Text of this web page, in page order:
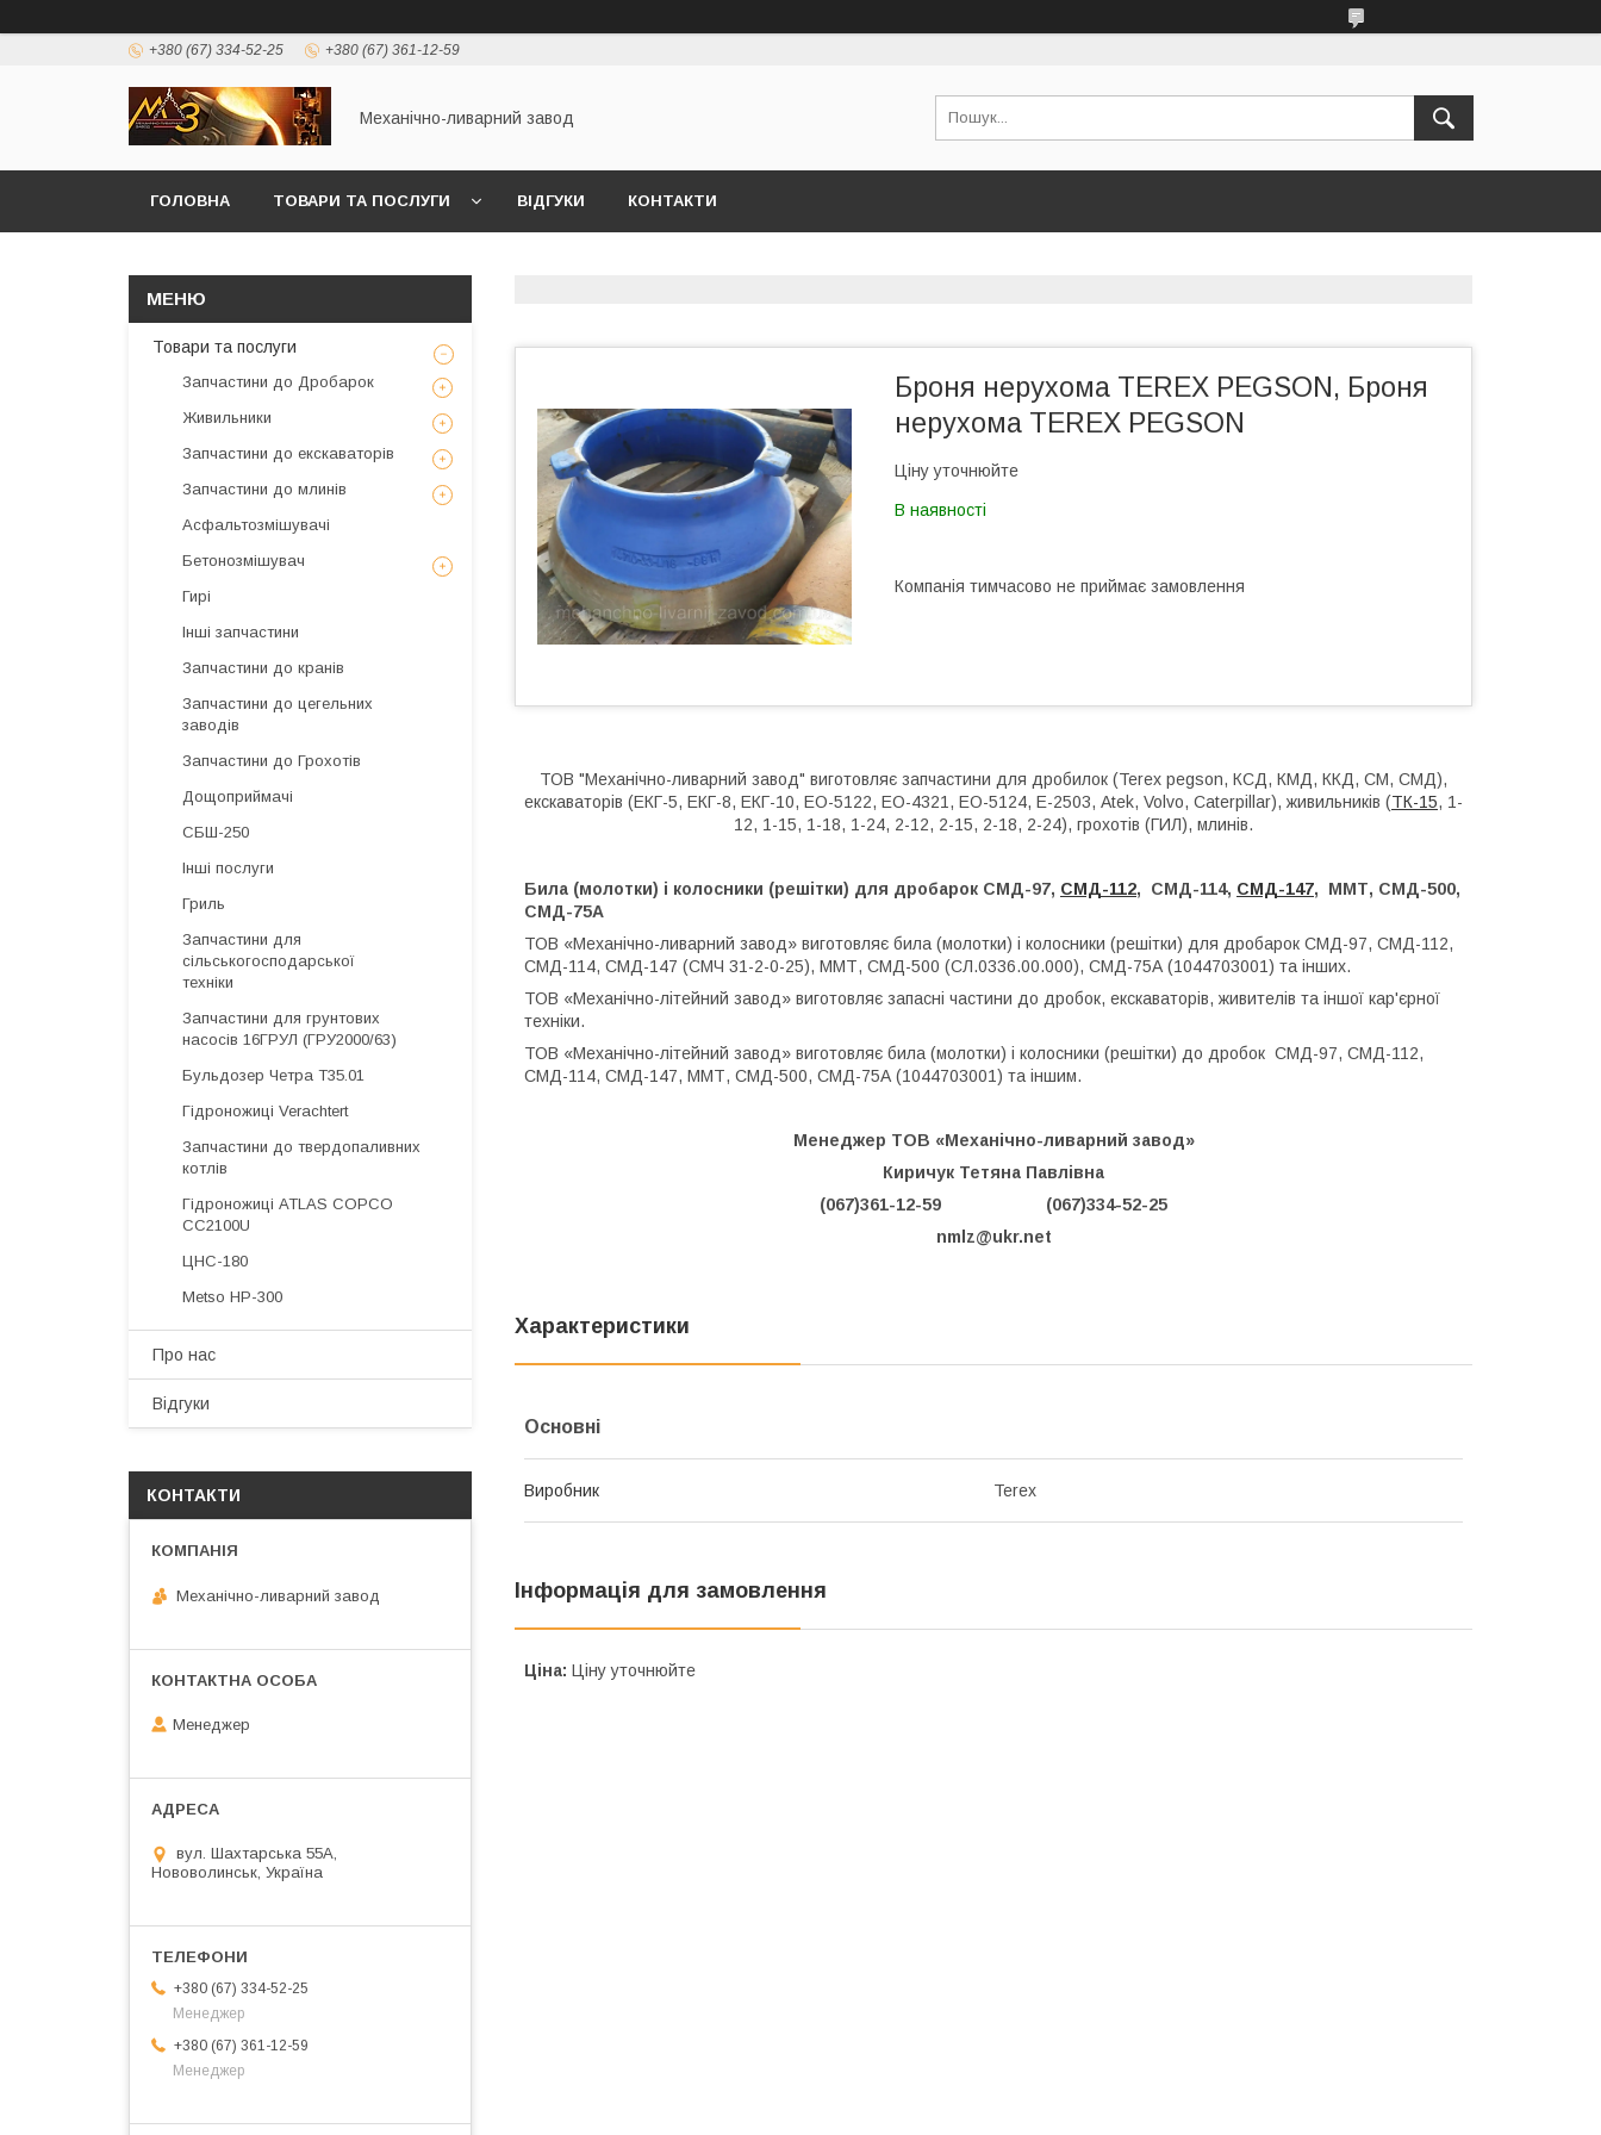
+380 (67) 334-52-25 +380 (67) 361-12-59
Механічно-ливарний завод
ГОЛОВНА ТОВАРИ ТА ПОСЛУГИ ВІДГУКИ КОНТАКТИ
Броня нерухома TEREX PEGSON, Броня
нерухома TEREX PEGSON
Ціну уточнюйте
В наявності
Компанія тимчасово не приймає замовлення
ТОВ "Механічно-ливарний завод" виготовляє запчастини для дробилок (Terex pegson, КСД, КМД, ККД, СМ, СМД),
екскаваторів (ЕКГ-5, ЕКГ-8, ЕКГ-10, ЕО-5122, ЕО-4321, ЕО-5124, Е-2503, Atek, Volvo, Caterpillar), живильників (ТК-15, 1-
12, 1-15, 1-18, 1-24, 2-12, 2-15, 2-18, 2-24), грохотів (ГИЛ), млинів.
Била (молотки) і колосники (решітки) для дробарок СМД-97, СМД-112, СМД-114, СМД-147, ММТ, СМД-500,
СМД-75А
ТОВ «Механічно-ливарний завод» виготовляє била (молотки) і колосники (решітки) для дробарок СМД-97, СМД-112,
СМД-114, СМД-147 (СМЧ 31-2-0-25), ММТ, СМД-500 (СЛ.0336.00.000), СМД-75А (1044703001) та інших.
ТОВ «Механічно-літейний завод» виготовляє запасні частини до дробок, екскаваторів, живителів та іншої кар'єрної
техніки.
ТОВ «Механічно-літейний завод» виготовляє била (молотки) і колосники (решітки) до дробок СМД-97, СМД-112,
СМД-114, СМД-147, ММТ, СМД-500, СМД-75А (1044703001) та іншим.
Менеджер ТОВ «Механічно-ливарний завод»
Киричук Тетяна Павлівна
(067)361-12-59 (067)334-52-25
nmlz@ukr.net
Характеристики
Основні
Виробник Terex
Інформація для замовлення
Ціна: Ціну уточнюйте
Товари та послуги
Запчастини до Дробарок
Живильники
Запчастини до екскаваторів
Запчастини до млинів
Асфальтозмішувачі
Бетонозмішувач
Гирі
Інші запчастини
Запчастини до кранів
Запчастини до цегельних
заводів
Запчастини до Грохотів
Дощоприймачі
СБШ-250
Інші послуги
Гриль
Запчастини для
сільськогосподарської
техніки
Запчастини для грунтових
насосів 16ГРУЛ (ГРУ2000/63)
Бульдозер Четра Т35.01
Гідроножиці Verachtert
Запчастини до твердопаливних
котлів
Гідроножиці ATLAS COPCO
CC2100U
ЦНС-180
Metso HP-300
Про нас
Відгуки
КОНТАКТИ
Механічно-ливарний завод
Менеджер
вул. Шахтарська 55А,
Нововолинськ, Україна
+380 (67) 334-52-25
Менеджер
+380 (67) 361-12-59
Менеджер